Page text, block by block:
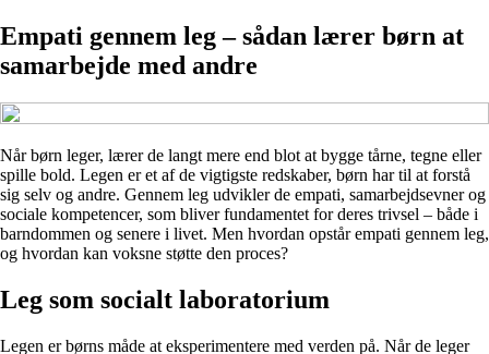
Empati gennem leg – sådan lærer børn at
samarbejde med andre
Når børn leger, lærer de langt mere end blot at bygge tårne, tegne eller
spille bold. Legen er et af de vigtigste redskaber, børn har til at forstå
sig selv og andre. Gennem leg udvikler de empati, samarbejdsevner og
sociale kompetencer, som bliver fundamentet for deres trivsel – både i
barndommen og senere i livet. Men hvordan opstår empati gennem leg,
og hvordan kan voksne støtte den proces?
Leg som socialt laboratorium
Legen er børns måde at eksperimentere med verden på. Når de leger